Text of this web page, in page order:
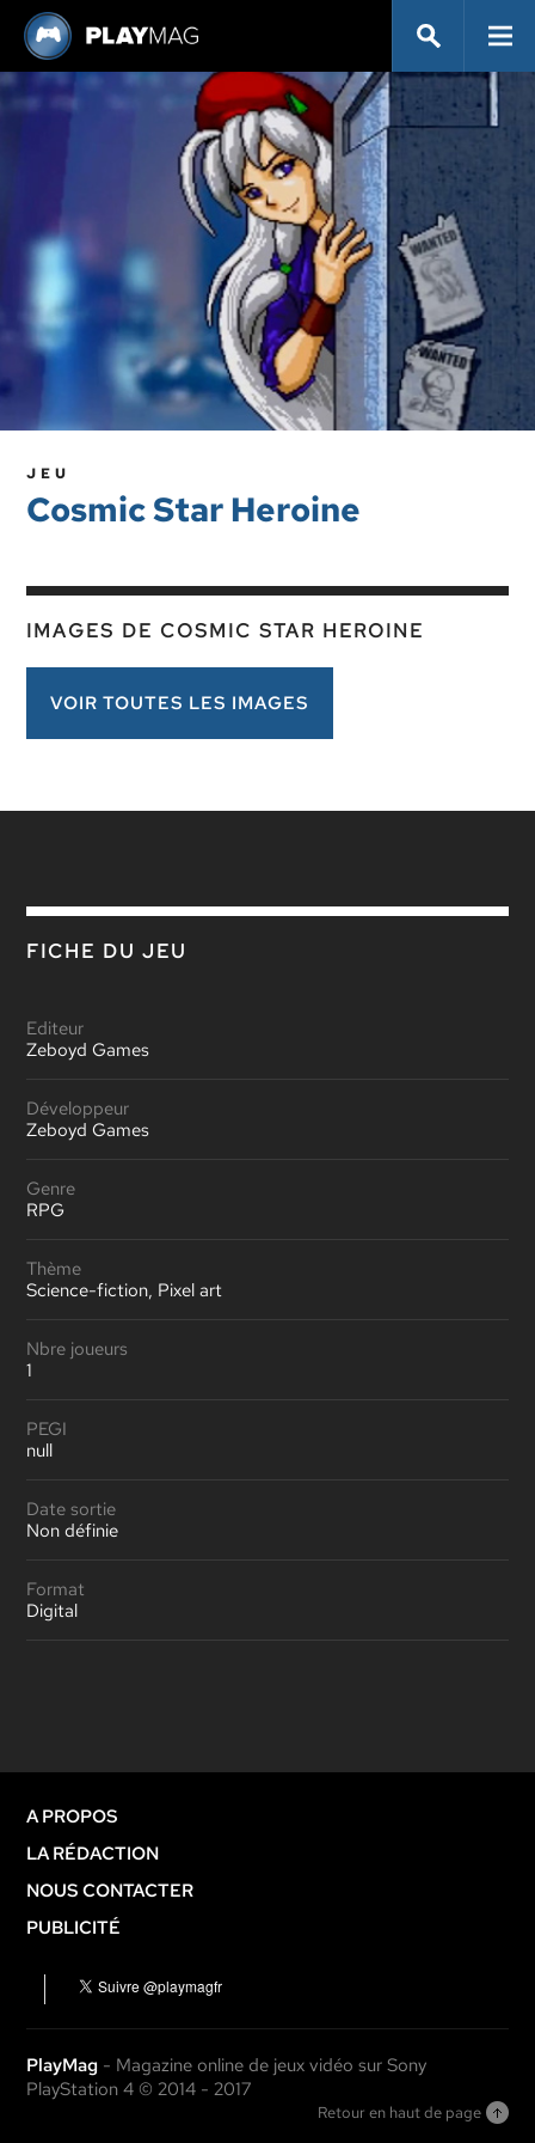
JEU
Cosmic Star Heroine
IMAGES DE COSMIC STAR HEROINE
VOIR TOUTES LES IMAGES
FICHE DU JEU
Editeur
Zeboyd Games
Développeur
Zeboyd Games
Genre
RPG
Thème
Science-fiction, Pixel art
Nbre joueurs
1
PEGI
null
Date sortie
Non définie
Format
Digital
A PROPOS
LA RÉDACTION
NOUS CONTACTER
PUBLICITÉ
PlayMag - Magazine online de jeux vidéo sur Sony
PlayStation 4 © 2014 - 2017
Retour en haut de page